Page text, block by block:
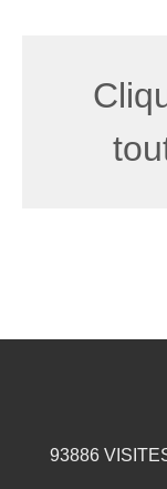
93886